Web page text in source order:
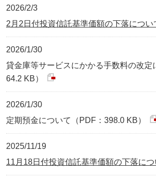
2026/2/3
2月2日付投資信託基準価額の下落につい
2026/1/30
貸金庫等サービスにかかる手数料の改定
64.2 KB）
2026/1/30
定期預金について（PDF：398.0 KB）
2025/11/19
11月18日付投資信託基準価額の下落につ